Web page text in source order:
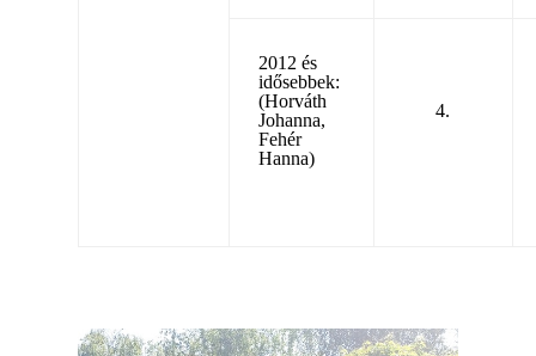
2012 és
idősebbek:
(Horváth
Johanna,
Fehér
Hanna)
4.